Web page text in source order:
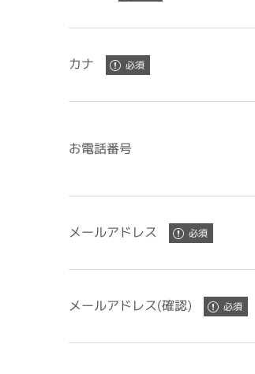
カナ
お電話番号
メールアドレス
メールアドレス(確認)